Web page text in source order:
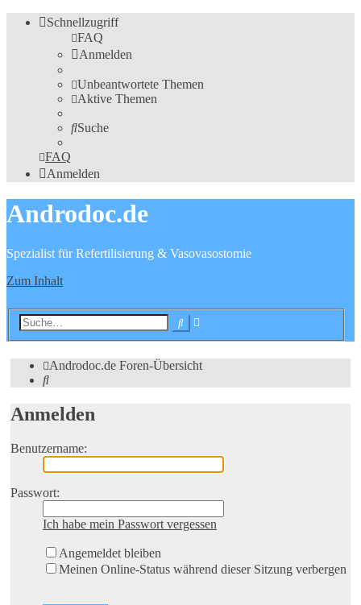
Schnellzugriff
FAQ
Anmelden
Unbeantwortete Themen
Aktive Themen
Suche
FAQ
Anmelden
Androdoc.de
Spezialist für Refertilisierung & Vasovasostomie
Zum Inhalt
Suche
Androdoc.de Foren-Übersicht
Suche
Anmelden
Benutzername:
Passwort:
Ich habe mein Passwort vergessen
Angemeldet bleiben
Meinen Online-Status während dieser Sitzung verbergen